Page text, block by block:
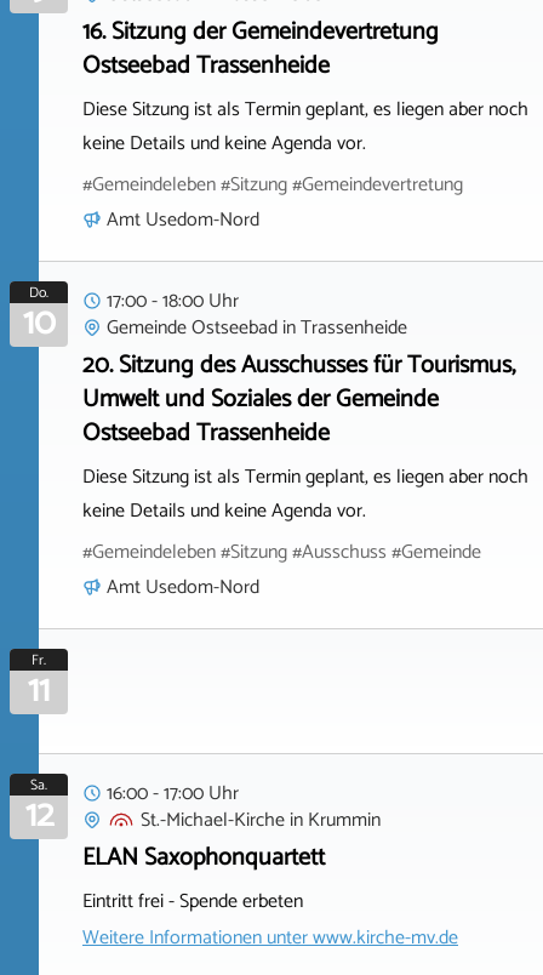
16. Sitzung der Gemeindevertretung
Ostseebad Trassenheide
Diese Sitzung ist als Termin geplant, es liegen aber noch
keine Details und keine Agenda vor.
#Gemeindeleben #Sitzung #Gemeindevertretung
Amt Usedom-Nord
Do.
10
17:00 - 18:00 Uhr
Gemeinde OstseebadinTrassenheide
20. Sitzung des Ausschusses für Tourismus,
Umwelt und Soziales der Gemeinde
Ostseebad Trassenheide
Diese Sitzung ist als Termin geplant, es liegen aber noch
keine Details und keine Agenda vor.
#Gemeindeleben #Sitzung #Ausschuss #Gemeinde
Amt Usedom-Nord
Fr.
11
Sa.
12
16:00 - 17:00 Uhr
St.-Michael-KircheinKrummin
ELAN Saxophonquartett
Eintritt frei - Spende erbeten
Weitere Informationen unterwww.kirche-mv.de